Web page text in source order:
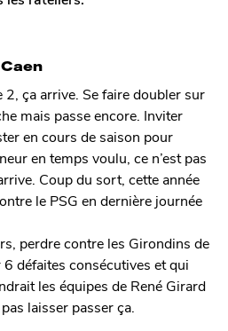
2, ça arrive. Se faire doubler sur
mais passe encore. Inviter
en cours de saison pour
en temps voulu, ce n’est pas
Coup du sort, cette année
le PSG en dernière journée
perdre contre les Girondins de
défaites consécutives et qui
les équipes de René Girard
laisser passer ça.